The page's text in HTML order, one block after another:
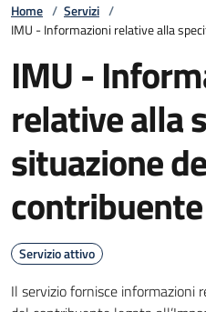
Home / Servizi /
IMU - Informazioni relative alla
IMU -
relative alla
situazione
contribuente
Servizio attivo
Il servizio fornisce informazioni